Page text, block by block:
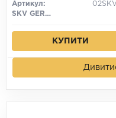
Артикул:
SKV GERMANY
КУПИТИ